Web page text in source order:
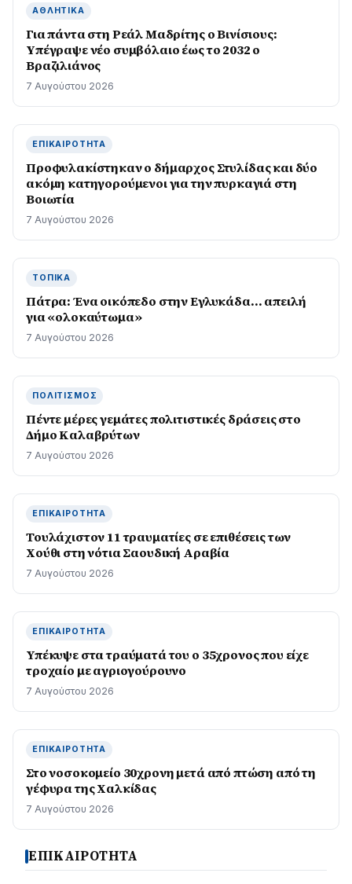
ΑΘΛΗΤΙΚΆ
Για πάντα στη Ρεάλ Μαδρίτης ο Βινίσιους:
Yπέγραψε νέο συμβόλαιο έως το 2032 ο
Βραζιλιάνος
7 Αυγούστου 2026
ΕΠΙΚΑΙΡΌΤΗΤΑ
Προφυλακίστηκαν ο δήμαρχος Στυλίδας και δύο
ακόμη κατηγορούμενοι για την πυρκαγιά στη
Βοιωτία
7 Αυγούστου 2026
ΤΟΠΙΚΆ
Πάτρα: Ένα οικόπεδο στην Εγλυκάδα… απειλή
για «ολοκαύτωμα»
7 Αυγούστου 2026
ΠΟΛΙΤΙΣΜΌΣ
Πέντε μέρες γεμάτες πολιτιστικές δράσεις στο
Δήμο Καλαβρύτων
7 Αυγούστου 2026
ΕΠΙΚΑΙΡΌΤΗΤΑ
Τουλάχιστον 11 τραυματίες σε επιθέσεις των
Χούθι στη νότια Σαουδική Αραβία
7 Αυγούστου 2026
ΕΠΙΚΑΙΡΌΤΗΤΑ
Υπέκυψε στα τραύματά του ο 35χρονος που είχε
τροχαίο με αγριογούρουνο
7 Αυγούστου 2026
ΕΠΙΚΑΙΡΌΤΗΤΑ
Στο νοσοκομείο 30χρονη μετά από πτώση από τη
γέφυρα της Χαλκίδας
7 Αυγούστου 2026
ΕΠΙΚΑΙΡΟΤΗΤΑ